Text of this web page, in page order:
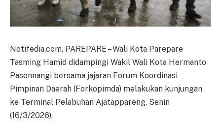
Notifedia.com, PAREPARE – Wali Kota Parepare
Tasming Hamid didampingi Wakil Wali Kota Hermanto
Pasennangi bersama jajaran Forum Koordinasi
Pimpinan Daerah (Forkopimda) melakukan kunjungan
ke Terminal Pelabuhan Ajatappareng, Senin
(16/3/2026).